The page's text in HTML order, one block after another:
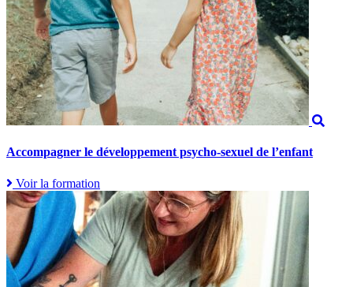
Accompagner le développement psycho-sexuel de l’enfant
Voir la formation